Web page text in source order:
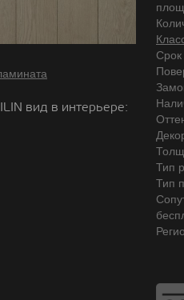
вид в интерьере:
Тип
Тип